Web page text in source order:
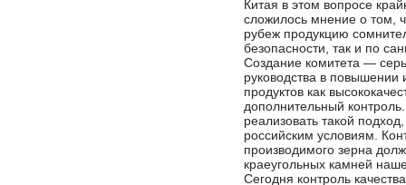
Китая в этом вопросе
сложилось мнение о том,
рубеж продукцию
безопасности, так и по
Создание комитета —
руководства в повышении
продуктов как
дополнительный
реализовать такой
российским условиям.
производимого зерна
краеугольных камней
Сегодня контроль